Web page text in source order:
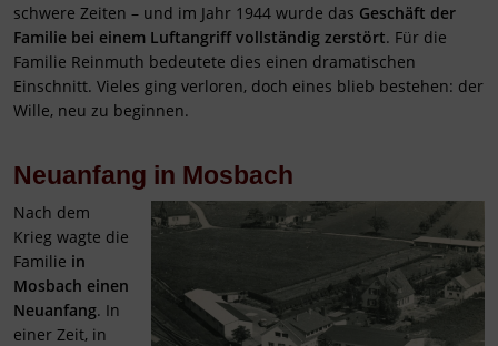
schwere Zeiten – und im Jahr 1944 wurde das Geschäft der
Familie bei einem Luftangriff vollständig zerstört. Für die
Familie Reinmuth bedeutete dies einen dramatischen
Einschnitt. Vieles ging verloren, doch eines blieb bestehen: der
Wille, neu zu beginnen.
Neuanfang in Mosbach
Nach dem
Krieg wagte die
Familie in
Mosbach einen
Neuanfang. In
einer Zeit, in